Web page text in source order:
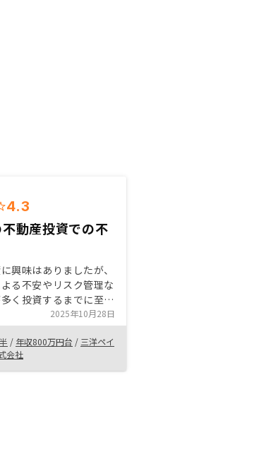
4.3
動産投資での不
興味はありましたが、
る不安やリスク管理な
く投資するまでに至っ
でした。 営業の方のご
程度の不安が払拭され
プリにて管理ができるた
握し易く、自身の管理
にできる事が魅力と感
2025年10月28日
/ 年収800万円台 / 三洋ペイ
会社